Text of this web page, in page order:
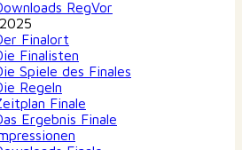
RegVor
Finalort
Finalisten
Spiele des Finales
Regeln
Finale
Ergebnis Finale